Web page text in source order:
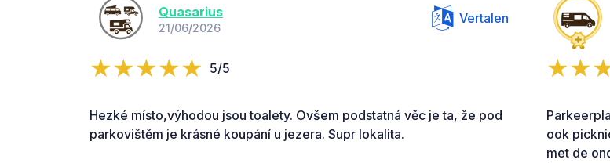
Quasarius
21/06/2026
Vertalen
5/5
Hezké místo,výhodou jsou toalety. Ovšem podstatná věc je ta, že pod
parkovištěm je krásné koupání u jezera. Supr lokalita.
ook
met de